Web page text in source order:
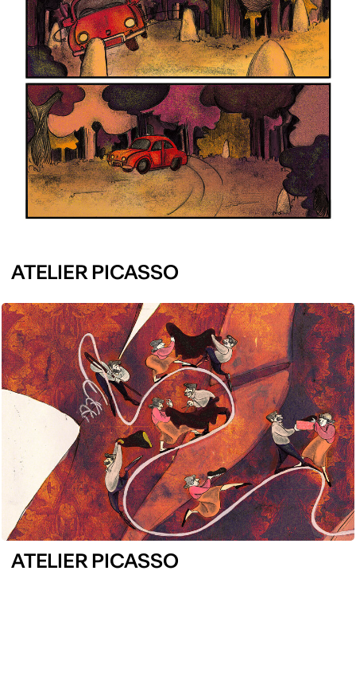
ATELIER PICASSO
ATELIER PICASSO